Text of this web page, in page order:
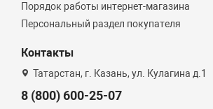
Порядок работы интернет-магазина
Персональный раздел покупателя
Контакты
Татарстан, г. Казань, ул. Кулагина д.1
8 (800) 600-25-07